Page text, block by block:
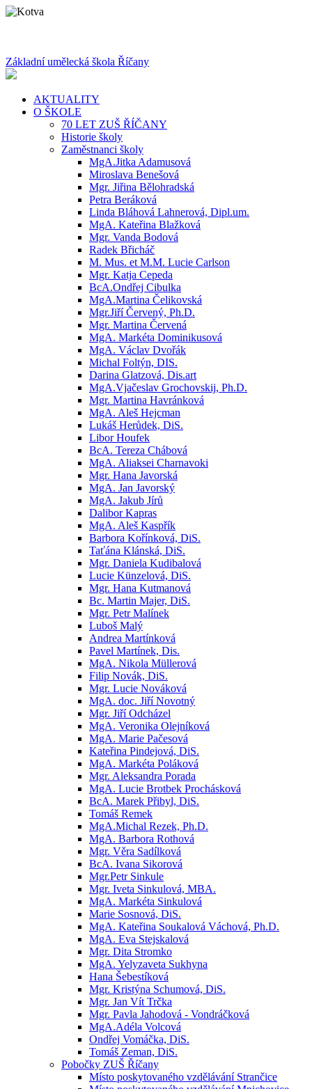
Základní umělecká škola Říčany
AKTUALITY
O ŠKOLE
70 LET ZUŠ ŘÍČANY
Historie školy
Zaměstnanci školy
MgA.Jitka Adamusová
Miroslava Benešová
Mgr. Jiřina Bělohradská
Petra Beráková
Linda Bláhová Lahnerová, Dipl.um.
MgA. Kateřina Blažková
Mgr. Vanda Bodová
Radek Břicháč
M. Mus. et M.M. Lucie Carlson
Mgr. Katja Cepeda
BcA.Ondřej Cibulka
MgA.Martina Čelikovská
Mgr.Jiří Červený, Ph.D.
Mgr. Martina Červená
MgA. Markéta Dominikusová
MgA. Václav Dvořák
Michal Foltýn, DIS.
Darina Glatzová, Dis.art
MgA.Vjačeslav Grochovskij, Ph.D.
Mgr. Martina Havránková
MgA. Aleš Hejcman
Lukáš Herůdek, DiS.
Libor Houfek
BcA. Tereza Chábová
MgA. Aliaksei Charnavoki
Mgr. Hana Javorská
MgA. Jan Javorský
MgA. Jakub Jírů
Dalibor Kapras
MgA. Aleš Kaspřík
Barbora Kořínková, DiS.
Taťána Klánská, DiS.
Mgr. Daniela Kudibalová
Lucie Künzelová, DiS.
Mgr. Hana Kutmanová
Bc. Martin Majer, DiS.
Mgr. Petr Malínek
Luboš Malý
Andrea Martínková
Pavel Martínek, Dis.
MgA. Nikola Müllerová
Filip Novák, DiS.
Mgr. Lucie Nováková
MgA. doc. Jiří Novotný
Mgr. Jiří Odcházel
MgA. Veronika Olejníková
MgA. Marie Pačesová
Kateřina Pindejová, DiS.
MgA. Markéta Poláková
Mgr. Aleksandra Porada
MgA. Lucie Brotbek Prochásková
BcA. Marek Přibyl, DiS.
Tomáš Remek
MgA.Michal Rezek, Ph.D.
MgA. Barbora Rothová
Mgr. Věra Sadílková
BcA. Ivana Sikorová
Mgr.Petr Sinkule
Mgr. Iveta Sinkulová, MBA.
MgA. Markéta Sinkulová
Marie Sosnová, DiS.
MgA. Kateřina Soukalová Váchová, Ph.D.
MgA. Eva Stejskalová
Mgr. Dita Stromko
MgA. Yelyzaveta Sukhyna
Hana Šebestíková
Mgr. Kristýna Schumová, DiS.
Mgr. Jan Vít Trčka
Mgr. Pavla Jahodová - Vondráčková
MgA.Adéla Volcová
Ondřej Vomáčka, DiS.
Tomáš Zeman, DiS.
Pobočky ZUŠ Říčany
Místo poskytovaného vzdělávání Strančice